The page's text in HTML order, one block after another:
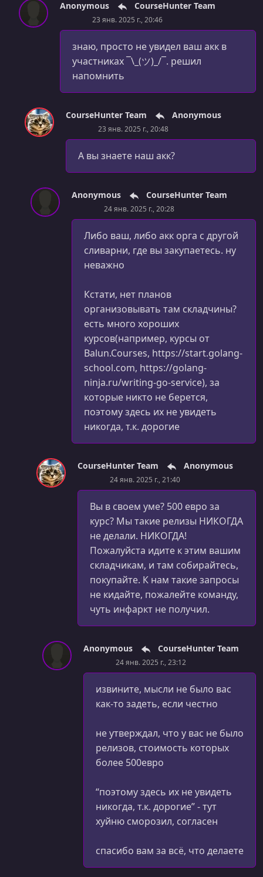
Anonymous CourseHunter Team
23 янв. 2025 г., 20:46
знаю, просто не увидел ваш акк в
участниках ¯\_(ツ)_/¯. решил
напомнить
CourseHunter Team Anonymous
23 янв. 2025 г., 20:48
А вы знаете наш акк?
Anonymous CourseHunter Team
24 янв. 2025 г., 20:28
Либо ваш, либо акк орга с другой
сливарни, где вы закупаетесь. ну
неважно
Кстати, нет планов
организовывать там складчины?
есть много хороших
курсов(например, курсы от
Balun.Courses, https://start.golang-
school.com, https://golang-
ninja.ru/writing-go-service), за
которые никто не берется,
поэтому здесь их не увидеть
никогда, т.к. дорогие
CourseHunter Team Anonymous
24 янв. 2025 г., 21:40
Вы в своем уме? 500 евро за
курс? Мы такие релизы НИКОГДА
не делали. НИКОГДА!
Пожалуйста идите к этим вашим
складчикам, и там собирайтесь,
покупайте. К нам такие запросы
не кидайте, пожалейте команду,
чуть инфаркт не получил.
Anonymous CourseHunter Team
24 янв. 2025 г., 23:12
извините, мысли не было вас
как-то задеть, если честно
не утверждал, что у вас не было
релизов, стоимость которых
более 500евро
“поэтому здесь их не увидеть
никогда, т.к. дорогие” - тут
хуйню сморозил, согласен
спасибо вам за всё, что делаете